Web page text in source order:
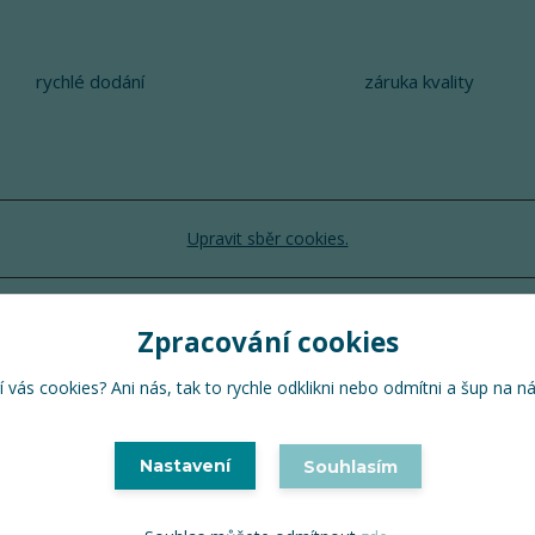
rychlé dodání záruka kvality
Upravit sběr cookies.
TuTu 2024 © Všechna práva vyhrazena
Zpracování cookies
vás cookies? Ani nás, tak to rychle odklikni nebo odmítni a šup na
Nastavení Souhlasím